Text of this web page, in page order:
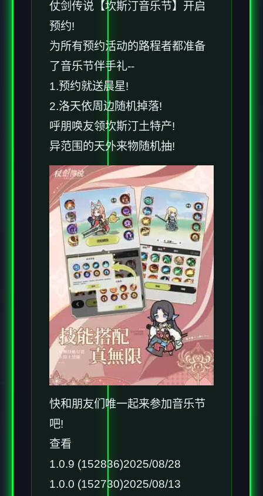
仗剑传说【坎斯汀音乐节】开启
预约!
为所有预约活动的路程者都准备
了音乐节伴手礼--
1.预约就送晨星!
2.洛天依周边随机掉落!
呼朋唤友领坎斯汀土特产!
异范围的天外来物随机抽!
快和朋友们唯一起来参加音乐节
吧!
查看
1.0.9 (152836)2025/08/28
1.0.0 (152730)2025/08/13